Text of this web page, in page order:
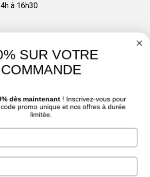
à 16h30
4.8/ 5
| Paiement sécurisé | *Norme AFNOR NF EN 17444.
Voir fiche produit.
|granions.fr|punch-power.com
SUR VOTRE
COMMANDE
dès maintenant ! Inscrivez-vous pour
promo unique et nos offres à durée
limitée.